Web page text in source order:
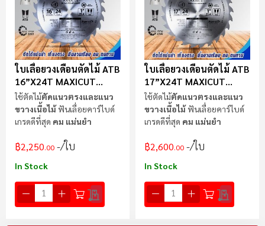
ใบเลื่อยวงเดือนตัดไม้ ATB
16”x24T MAXICUT
Super Cut
ใช้ตัดไม้ตัดแนวตรงและแนว
ขวางเนื้อไม้ฟันเลื่อยคาร์ไบด์
เกรดดีที่สุด คม แม่นยำ
฿2,250.00 /ใบ
In Stock
ใบเลื่อยวงเดือนตัดไม้ ATB
17”x24T MAXICUT
Super Cut
ใช้ตัดไม้ตัดแนวตรงและแนว
ขวางเนื้อไม้ฟันเลื่อยคาร์ไบด์
เกรดดีที่สุด คม แม่นยำ
฿2,600.00 /ใบ
In Stock